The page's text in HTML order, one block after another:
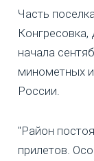
Часть
начала
минометных
России.
"Район
прилетов.